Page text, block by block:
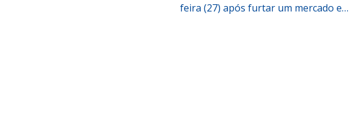
feira (27) após furtar um mercado e…